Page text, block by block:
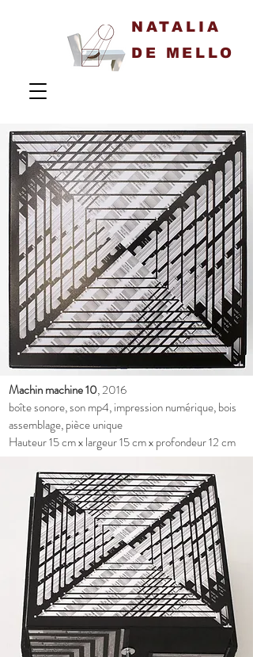
NATALIA
DE MELLO
Machin machine 10, 2016
boîte sonore, son mp4, impression numérique, bois
assemblage, pièce unique
Hauteur 15 cm x largeur 15 cm x profondeur 12 cm